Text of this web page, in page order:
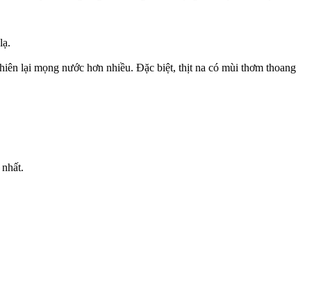
lại mọng nước hơn nhiều. Đặc biệt, thịt na có mùi thơm thoang